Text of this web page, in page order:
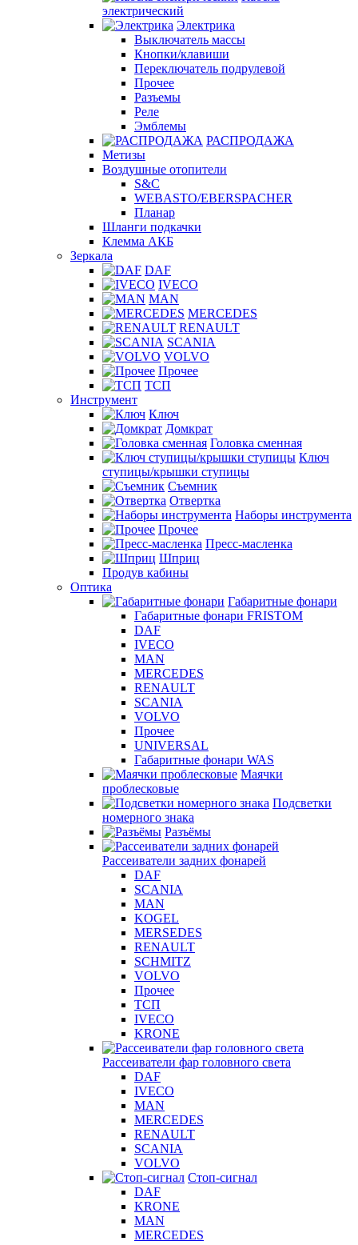
электрический
Электрика
Выключатель массы
Кнопки/клавиши
Переключатель подрулевой
Прочее
Разъемы
Реле
Эмблемы
РАСПРОДАЖА
Метизы
Воздушные отопители
S&C
WEBASTO/EBERSPACHER
Планар
Шланги подкачки
Клемма АКБ
Зеркала
DAF
IVECO
MAN
MERCEDES
RENAULT
SCANIA
VOLVO
Прочее
ТСП
Инструмент
Ключ
Домкрат
Головка сменная
Ключ
ступицы/крышки ступицы
Съемник
Отвертка
Наборы инструмента
Прочее
Пресс-масленка
Шприц
Продув кабины
Оптика
Габаритные фонари
Габаритные фонари FRISTOM
DAF
IVECO
MAN
MERCEDES
RENAULT
SCANIA
VOLVO
Прочее
UNIVERSAL
Габаритные фонари WAS
Маячки
проблесковые
Подсветки
номерного знака
Разъёмы
Рассеиватели задних фонарей
DAF
SCANIA
MAN
KOGEL
MERSEDES
RENAULT
SCHMITZ
VOLVO
Прочее
ТСП
IVECO
KRONE
Рассеиватели фар головного света
DAF
IVECO
MAN
MERCEDES
RENAULT
SCANIA
VOLVO
Стоп-сигнал
DAF
KRONE
MAN
MERCEDES